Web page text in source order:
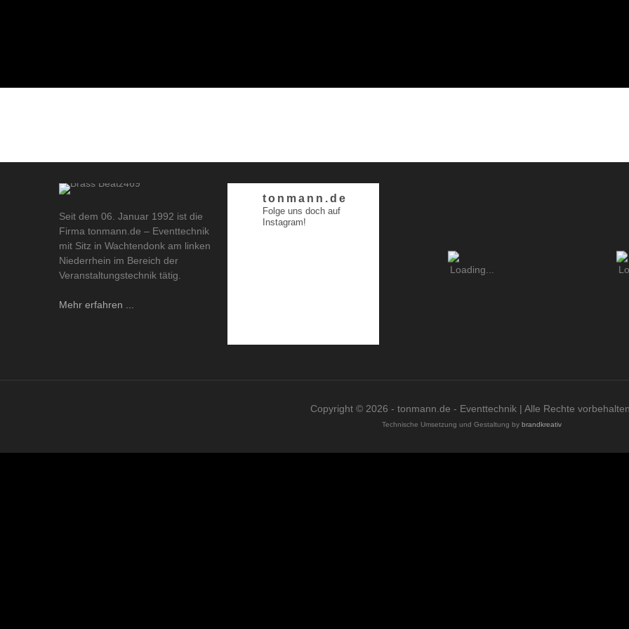
Seit dem 06. Januar 1992 ist die
Firma tonmann.de – Eventtechnik
mit Sitz in Wachtendonk am linken
Niederrhein im Bereich der
Veranstaltungstechnik tätig.
Mehr erfahren ...
tonmann.de
Folge uns doch auf
Instagram!
Copyright © 2026 - tonmann.de - Eventtechnik | Alle Rechte vorbehalten.
Technische Umsetzung und Gestaltung by brandkreativ